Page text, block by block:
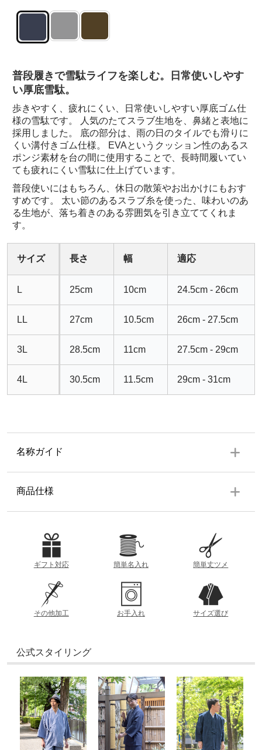
普段履きで雪駄ライフを楽しむ。日常使いしやす
い厚底雪駄。
歩きやすく、疲れにくい、日常使いしやすい厚底ゴム仕
様の雪駄です。 人気のたてスラブ生地を、鼻緒と表地に
採用しました。 底の部分は、雨の日のタイルでも滑りに
くい溝付きゴム仕様。 EVAというクッション性のあるス
ポンジ素材を台の間に使用することで、長時間履いてい
ても疲れにくい雪駄に仕上げています。
普段使いにはもちろん、休日の散策やお出かけにもおす
すめです。 太い節のあるスラブ糸を使った、味わいのあ
る生地が、落ち着きのある雰囲気を引き立ててくれま
す。
サイズ 長さ 幅 適応
L 25cm 10cm 24.5cm - 26cm
LL 27cm 10.5cm 26cm - 27.5cm
3L 28.5cm 11cm 27.5cm - 29cm
4L 30.5cm 11.5cm 29cm - 31cm
名称ガイド
つま先からかかとまでの長さ
商品仕様
表地・鼻緒：綿100% 裏地：EVA,合成ゴムTPR
重量
約400g（Lサイズ）
製造
です。 そのため、かかとが1～2cmはみ出しても問
題はありません。
※商品によって、雪駄のコーティングの仕様が異な
る場合がございます。
ギフト対応 簡単名入れ 簡単丈ツメ
その他加工 お手入れ サイズ選び
公式スタイリング